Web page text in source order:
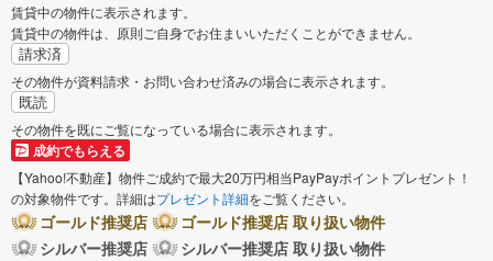
賃貸中の物件に表示されます。
賃貸中の物件は、原則ご自身でお住まいいただくことができません。
請求済
その物件が資料請求・お問い合わせ済みの場合に表示されます。
既読
その物件を既にご覧になっている場合に表示されます。
成約でもらえる
【Yahoo!不動産】物件ご成約で最大20万円相当PayPayポイントプレゼント！
の対象物件です。詳細はプレゼント詳細をご覧ください。
ゴールド推奨店
ゴールド推奨店 取り扱い物件
シルバー推奨店
シルバー推奨店 取り扱い物件